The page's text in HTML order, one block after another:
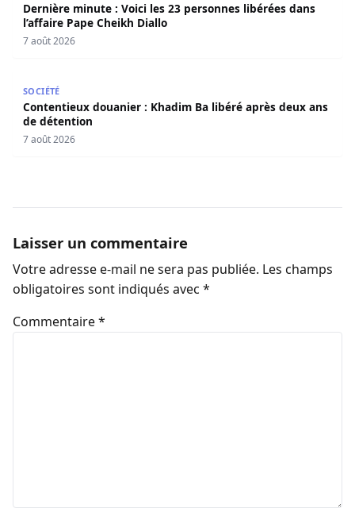
Dernière minute : Voici les 23 personnes libérées dans
l’affaire Pape Cheikh Diallo
7 août 2026
SOCIÉTÉ
Contentieux douanier : Khadim Ba libéré après deux ans
de détention
7 août 2026
Laisser un commentaire
Votre adresse e-mail ne sera pas publiée. Les champs
obligatoires sont indiqués avec *
Commentaire*